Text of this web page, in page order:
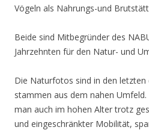
Vögeln als Nahrungs-und
Beide sind Mitbegründer des
Jahrzehnten für den Natur- und
Die Naturfotos sind in den letzten
stammen aus dem nahen
man auch im hohen Alter trotz
und eingeschränkter Mobilität,